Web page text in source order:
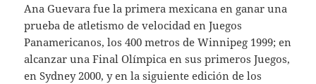
Ana Guevara fue la primera mexicana en ganar una
prueba de atletismo de velocidad en Juegos
Panamericanos, los 400 metros de Winnipeg 1999; en
alcanzar una Final Olímpica en sus primeros Juegos,
en Sydney 2000, y en la siguiente edición de los